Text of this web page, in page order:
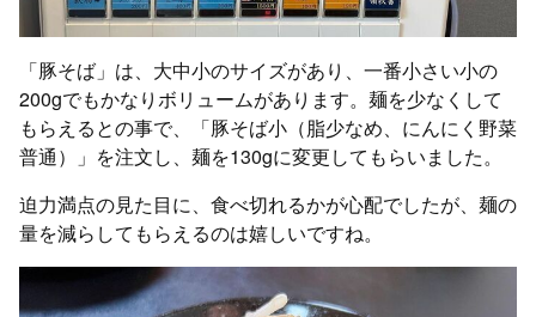
「豚そば」は、大中小のサイズがあり、一番小さい小の
200gでもかなりボリュームがあります。麺を少なくして
もらえるとの事で、「豚そば小（脂少なめ、にんにく野菜
普通）」を注文し、麺を130gに変更してもらいました。
迫力満点の見た目に、食べ切れるかが心配でしたが、麺の
量を減らしてもらえるのは嬉しいですね。